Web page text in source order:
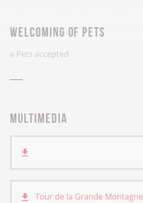
Welcoming of pets
Pets accepted
Multimedia
Tour de la Grande Montagne